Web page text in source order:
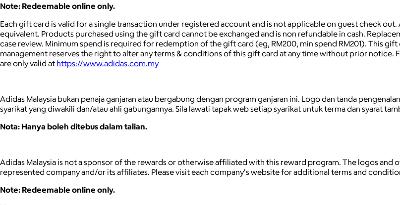
Note: Redeemable online only.
Each gift card is valid for a single transaction under registered account and is not applicable on guest check
equivalent. Products purchased using the gift card cannot be exchanged and is non refundable in cash.
case review. Minimum spend is required for redemption of the gift card (eg, RM200, min spend RM201). This
management reserves the right to alter any terms & conditions of this gift card at any time without prior
are only valid at https://www.adidas.com.my
Adidas Malaysia bukan penaja ganjaran atau bergabung dengan program ganjaran ini. Logo dan tanda
syarikat yang diwakili dan/atau ahli gabungannya. Sila lawati tapak web setiap syarikat untuk terma dan syarat
Nota: Hanya boleh ditebus dalam talian.
Adidas Malaysia is not a sponsor of the rewards or otherwise affiliated with this reward program. The logos
represented company and/or its affiliates. Please visit each company's website for additional terms and
Note: Redeemable online only.